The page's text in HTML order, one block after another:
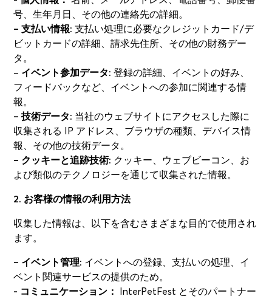
号、生年月日、その他の連絡先の詳細。
– 支払い情報: 支払い処理に必要なクレジットカード/デ
ビットカードの詳細、請求先住所、その他の財務デー
タ。
– イベント参加データ: 登録の詳細、イベントの好み、
フィードバックなど、イベントへの参加に関連する情
報。
– 技術データ: 当社のウェブサイトにアクセスした際に
収集される IP アドレス、ブラウザの種類、デバイス情
報、その他の技術データ。
– クッキーと追跡技術: クッキー、ウェブビーコン、お
よび類似のテクノロジーを通じて収集された情報。
2. お客様の情報の利用方法
収集した情報は、以下を含むさまざまな目的で使用され
ます。
– イベント管理: イベントへの登録、支払いの処理、イ
ベント関連サービスの提供のため。
- コミュニケーション： InterPetFest とそのパートナー